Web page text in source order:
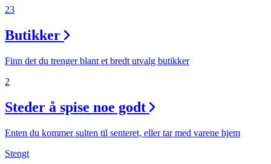
23
Butikker
Finn det du trenger blant et bredt utvalg butikker
2
Steder å spise noe godt
Enten du kommer sulten til senteret, eller tar med varene hjem
Stengt